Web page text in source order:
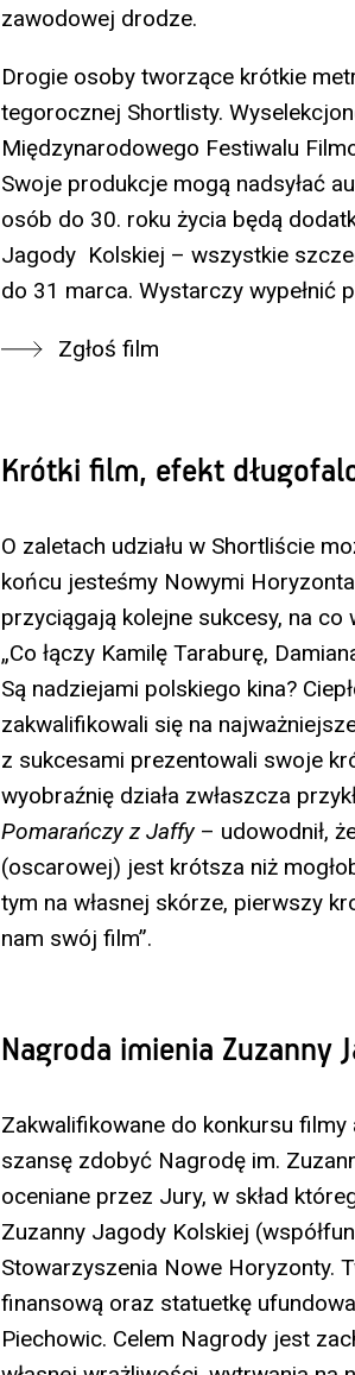
zawodowej drodze.
Drogie osoby tworzące krótkie
tegorocznej Shortlisty.
Międzynarodowego Festiwalu
Swoje produkcje mogą nadsyłać
osób do 30. roku życia będą
Jagody Kolskiej – wszystkie
do 31 marca. Wystarczy wypełnić
Zgłoś film
Krótki film, efekt
O zaletach udziału w Shortliście
końcu jesteśmy Nowymi
przyciągają kolejne sukcesy, na
„Co łączy Kamilę Taraburę,
Są nadziejami polskiego kina?
zakwalifikowali się na
z sukcesami prezentowali swoje
wyobraźnię działa zwłaszcza
Pomarańczy z Jaffy– udowodnił,
(oscarowej) jest krótsza niż
tym na własnej skórze, pierwszy
nam swój film”.
Nagroda imienia Zuzanny
Zakwalifikowane do konkursu
szansę zdobyć Nagrodę im.
oceniane przez Jury, w skład
Zuzanny Jagody Kolskiej
Stowarzyszenia Nowe Horyzonty.
finansową oraz statuetkę
Piechowic. Celem Nagrody jest